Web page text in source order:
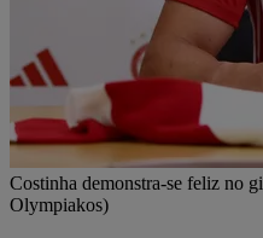
Costinha demonstra-se feliz no
Olympiakos)